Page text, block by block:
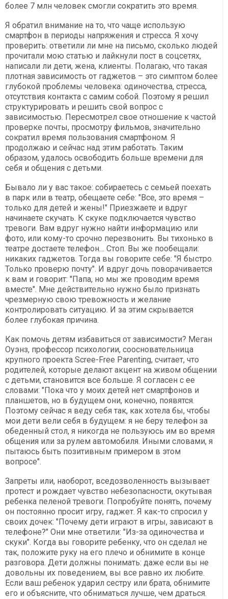
более 7 млн человек смогли сократить это время.
Я обратил внимание на то, что чаще использую
смартфон в периоды напряжения и стресса. Я хочу
проверить: ответили ли мне на письмо, сколько людей
прочитали мою статью и лайкнули пост в соцсетях,
написали ли дети, жена, клиенты. Полагаю, что такая
плотная зависимость от гаджетов – это симптом более
глубокой проблемы человека: одиночества, стресса,
отсутствия контакта с самим собой. Поэтому я решил
структурировать и решить свой вопрос с
зависимостью. Пересмотрел свое отношение к частой
проверке почты, просмотру фильмов, значительно
сократил время пользования смартфоном. Я
продолжаю и сейчас над этим работать. Таким
образом, удалось освободить больше времени для
себя и общения с детьми.
Бывало ли у вас такое: собираетесь с семьей поехать
в парк или в театр, обещаете себе: "Все, это время –
только для детей и жены!" Приезжаете и вдруг
начинаете скучать. К скуке подключается чувство
тревоги. Вам вдруг нужно найти информацию или
фото, или кому-то срочно перезвонить. Вы тихонько в
театре достаете телефон… Стоп. Вы же пообещали:
никаких гаджетов. Тогда вы говорите себе: "Я быстро.
Только проверю почту". И вдруг дочь поворачивается
к вам и говорит: "Папа, но мы же проводим время
вместе". Мне действительно нужно было признать
чрезмерную свою тревожность и желание
контролировать ситуацию. И за этим скрывается
более глубокая причина.
Как помочь детям избавиться от зависимости? Меган
Оуэнз, профессор психологии, соосновательница
крупного проекта Scree-Free Parenting, считает, что
родителей, которые делают акцент на живом общении
с детьми, становится все больше. Я согласен с ее
словами: "Пока что у моих детей нет смартфонов и
планшетов, но в будущем они, конечно, появятся.
Поэтому сейчас я веду себя так, как хотела бы, чтобы
мои дети вели себя в будущем: я не беру телефон за
обеденный стол, я никогда не пользуюсь им во время
общения или за рулем автомобиля. Иными словами, я
пытаюсь быть позитивным примером в этом
вопросе".
Запреты или, наоборот, вседозволенность вызывает
протест и рождает чувство небезопасности, окутывая
ребенка пеленой тревоги. Попробуйте понять, почему
он постоянно просит игру, гаджет. Я как-то спросил у
своих дочек: "Почему дети играют в игры, зависают в
телефоне?" Они мне ответили: "Из-за одиночества и
скуки". Когда вы говорите ребенку, что он сделал не
так, положите руку на его плечо и обнимите в конце
разговора. Дети должны понимать: даже если вы не
довольны их поведением, вы все равно их любите.
Если ваш ребенок ударил сестру или брата, обнимите
его и объясните, что обниматься лучше, чем драться.